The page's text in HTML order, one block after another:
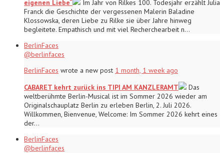
eigenen Liebe“
Im Jahr von Rilkes 100. Todesjahr erzählt Julia
Franck die Geschichte der vergessenen Malerin Baladine
Klossowska, deren Liebe zu Rilke sie über Jahre hinweg
begleitete. Empathisch und mit viel Recherchearbeit n…
BerlinFaces
@berlinfaces
BerlinFaces wrote a new post 1 month, 1 week ago
CABARET kehrt zurück ins TIPI AM KANZLERAMT
Das
weltberühmte Berlin-Musical ist im Sommer 2026 wieder am
Originalschauplatz Berlin zu erleben Berlin, 2. Juli 2026.
Willkommen, Bienvenue, Welcome: Im Sommer 2026 kehrt eines
der…
BerlinFaces
@berlinfaces